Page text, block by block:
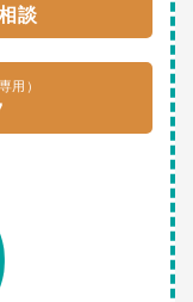
談
用）